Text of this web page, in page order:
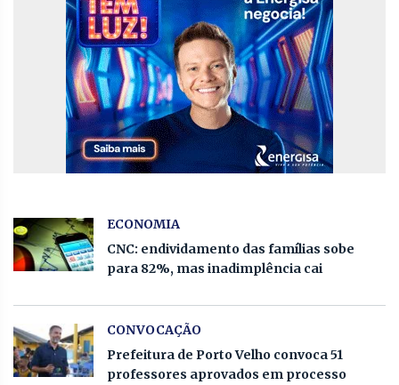
ECONOMIA
CNC: endividamento das famílias sobe
para 82%, mas inadimplência cai
CONVOCAÇÃO
Prefeitura de Porto Velho convoca 51
professores aprovados em processo